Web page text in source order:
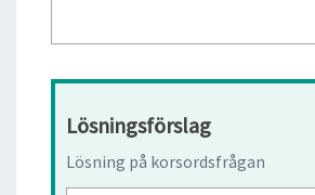
Lösningsförslag
Lösning på korsordsfrågan